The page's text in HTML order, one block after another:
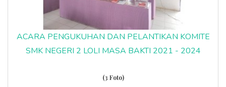
ACARA PENGUKUHAN DAN PELANTIKAN KOMITE
SMK NEGERI 2 LOLI MASA BAKTI 2021 - 2024
(3 Foto)